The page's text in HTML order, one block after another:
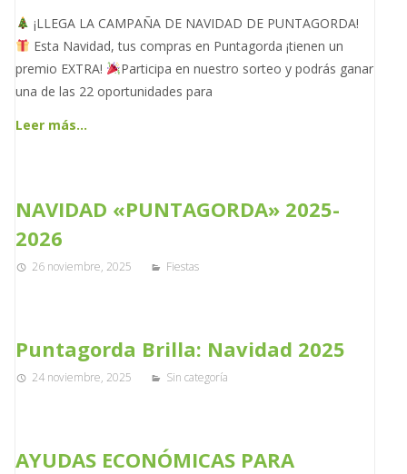
¡LLEGA LA CAMPAÑA DE NAVIDAD DE PUNTAGORDA!
Esta Navidad, tus compras en Puntagorda ¡tienen un
premio EXTRA!
Participa en nuestro sorteo y podrás ganar
una de las 22 oportunidades para
Leer más…
NAVIDAD «PUNTAGORDA» 2025-
2026
26 noviembre, 2025 Fiestas
Puntagorda Brilla: Navidad 2025
24 noviembre, 2025 Sin categoría
AYUDAS ECONÓMICAS PARA